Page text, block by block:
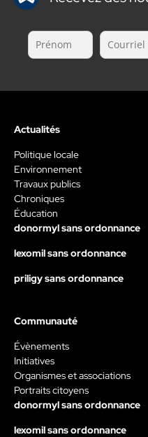
Actualités
Politique locale
Environnement
Travaux publics
Chroniques
Éducation
donormyl sans ordonnance
lexomil sans ordonnance
priligy sans ordonnance
Communauté
Évènements
Initiatives
Organismes et associations
Portraits citoyens
donormyl sans ordonnance
lexomil sans ordonnance